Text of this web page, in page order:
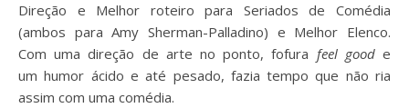
Direção e Melhor roteiro para Seriados de Comédia
(ambos para Amy Sherman-Palladino) e Melhor Elenco.
Com uma direção de arte no ponto, fofura feel goode
um humor ácido e até pesado, fazia tempo que não ria
assim com uma comédia.